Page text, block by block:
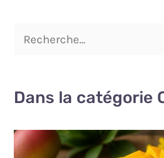
Dans la catégorie